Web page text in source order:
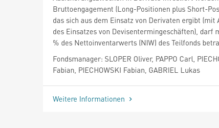
Bruttoengagement (Long-Positionen plus Short-
das sich aus dem Einsatz von Derivaten ergibt (mit
des Einsatzes von Devisentermingeschäften), darf
% des Nettoinventarwerts (NIW) des Teilfonds
Fondsmanager: SLOPER Oliver, PAPPO Carl,
Fabian, PIECHOWSKI Fabian, GABRIEL Lukas
Weitere Informationen